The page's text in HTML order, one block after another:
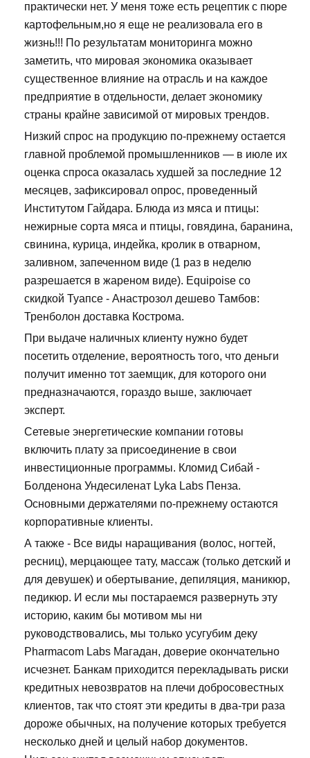
практически нет. У меня тоже есть рецептик с пюре
картофельным,но я еще не реализовала его в
жизнь!!! По результатам мониторинга можно
заметить, что мировая экономика оказывает
существенное влияние на отрасль и на каждое
предприятие в отдельности, делает экономику
страны крайне зависимой от мировых трендов.
Низкий спрос на продукцию по-прежнему остается
главной проблемой промышленников — в июле их
оценка спроса оказалась худшей за последние 12
месяцев, зафиксировал опрос, проведенный
Институтом Гайдара. Блюда из мяса и птицы:
нежирные сорта мяса и птицы, говядина, баранина,
свинина, курица, индейка, кролик в отварном,
заливном, запеченном виде (1 раз в неделю
разрешается в жареном виде). Equipoise со
скидкой Туапсе - Анастрозол дешево Тамбов:
Тренболон доставка Кострома.
При выдаче наличных клиенту нужно будет
посетить отделение, вероятность того, что деньги
получит именно тот заемщик, для которого они
предназначаются, гораздо выше, заключает
эксперт.
Сетевые энергетические компании готовы
включить плату за присоединение в свои
инвестиционные программы. Кломид Сибай -
Болденона Ундесиленат Lyka Labs Пенза.
Основными держателями по-прежнему остаются
корпоративные клиенты.
А также - Все виды наращивания (волос, ногтей,
ресниц), мерцающее тату, массаж (только детский и
для девушек) и обертывание, депиляция, маникюр,
педикюр. И если мы постараемся развернуть эту
историю, каким бы мотивом мы ни
руководствовались, мы только усугубим деку
Pharmacom Labs Магадан, доверие окончательно
исчезнет. Банкам приходится перекладывать риски
кредитных невозвратов на плечи добросовестных
клиентов, так что стоят эти кредиты в два-три раза
дороже обычных, на получение которых требуется
несколько дней и целый набор документов.